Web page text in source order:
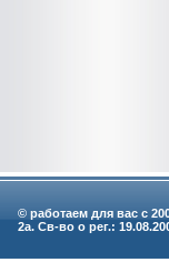
© работаем для вас с
2а. Св-во о рег.: